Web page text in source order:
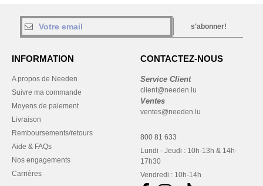
s'abonner!
INFORMATION
A propos de Needen
Suivre ma commande
Moyens de paiement
Livraison
Remboursements/retours
Aide & FAQs
Nos engagements
Carrières
CONTACTEZ-NOUS
Service Client
client@needen.lu
Ventes
ventes@needen.lu
800 81 633
Lundi - Jeudi : 10h-13h & 14h-
17h30
Vendredi : 10h-14h